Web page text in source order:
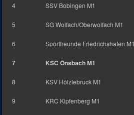
4 SSV Bobingen M1
5 SG Wolfach/Oberwolfach M1
6 Sportfreunde Friedrichshafen M1
7 KSC Önsbach M1
8 KSV Hölzlebruck M1
9 KRC Kipfenberg M1